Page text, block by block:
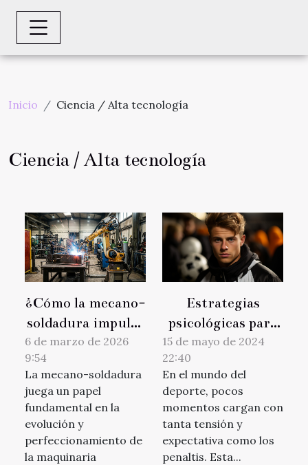
Inicio Ciencia / Alta tecnología
Ciencia / Alta tecnología
¿Cómo la mecano-
soldadura impulsa
la innovación en
maquinaria?
6 de marzo de 2026
9:54
La mecano-soldadura
juega un papel
fundamental en la
evolución y
perfeccionamiento de
la maquinaria
Estrategias
psicológicas para
mejorar en los
penaltis: ¿Qué
dice la ciencia
deportiva?
15 de mayo de 2024
22:40
En el mundo del
deporte, pocos
momentos cargan con
tanta tensión y
expectativa como los
penaltis. Esta...